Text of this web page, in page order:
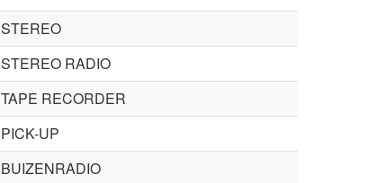
STEREO
STEREO RADIO
TAPE RECORDER
PICK-UP
BUIZENRADIO